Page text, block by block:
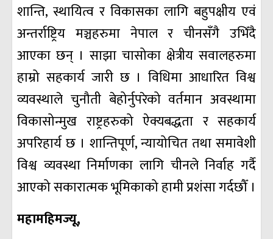
शान्ति, स्थायित्व र विकासका लागि बहुपक्षीय एवं
अन्तर्राष्ट्रिय मञ्चहरुमा नेपाल र चीनसँगै उभिँदै
आएका छन् । साझा चासोका क्षेत्रीय सवालहरुमा
हाम्रो सहकार्य जारी छ । विधिमा आधारित विश्व
व्यवस्थाले चुनौती बेहोर्नुपरेको वर्तमान अवस्थामा
विकासोन्मुख राष्ट्रहरुको ऐक्यबद्धता र सहकार्य
अपरिहार्य छ । शान्तिपूर्ण, न्यायोचित तथा समावेशी
विश्व व्यवस्था निर्माणका लागि चीनले निर्वाह गर्दै
आएको सकारात्मक भूमिकाको हामी प्रशंसा गर्दछौँ ।
महामहिमज्यू,